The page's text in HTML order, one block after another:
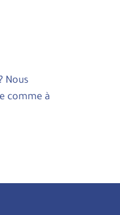
Nous
comme à